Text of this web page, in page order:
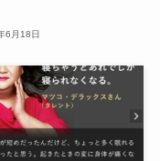
6月18日